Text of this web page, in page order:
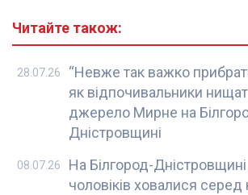
Читайте також:
“Невже так важко
як відпочивальники
джерело Мирне на
Дністровщині
28.07.26
На Білгород-
чоловіків ховалися серед
08.07.26